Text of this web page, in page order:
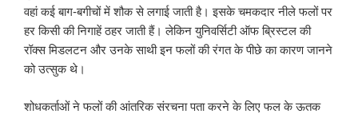
वहां कई बाग-बगीचों में शौक से लगाई जाती है। इसके चमकदार नीले फलों पर
हर किसी की निगाहें ठहर जाती हैं। लेकिन युनिवर्सिटी ऑफ ब्रिस्टल की
रॉक्स मिडलटन और उनके साथी इन फलों की रंगत के पीछे का कारण जानने
को उत्सुक थे।
शोधकर्ताओं ने फलों की आंतरिक संरचना पता करने के लिए फल के ऊतक